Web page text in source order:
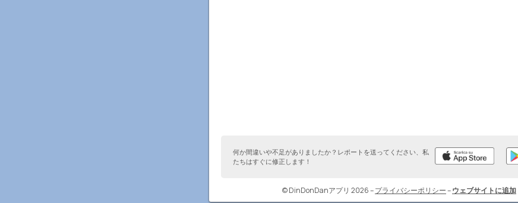
何か間違いや不足がありましたか？レポートを送ってください、私
たちはすぐに修正します！
© DinDonDanアプリ 2026–プライバシーポリシー–ウェブサイトに追加